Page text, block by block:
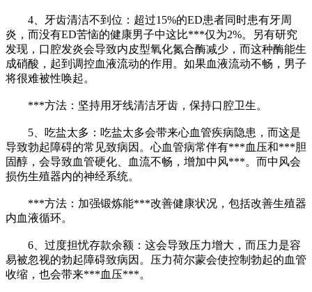
4、牙齿清洁不到位：超过15%的ED患者同时患有牙周
炎，而没有ED苦恼的健康男子中这比***仅为2%。另有研究
发现，口腔发炎会导致内皮型氧化氮合酶减少，而这种酶能生
成硝酸，起到调控血液流动的作用。如果血液流动不畅，男子
将很难被性唤起。
***方法：坚持用牙线清洁牙齿，保持口腔卫生。
5、吃盐太多：吃盐太多会带来心血管疾病隐患，而这是
导致勃起障碍的常见致病因。心血管病常伴有***血压和***胆
固醇，会导致血管硬化、血流不畅，增加中风***。而中风会
损伤生殖器内的神经系统。
***方法：加强锻炼能***改善健康状况，包括改善生殖器
内血液循环。
6、过度担忧存款余额：这会导致压力增大，而压力是容
易被忽视的勃起障碍致病因。压力荷尔蒙会使控制勃起的血管
收缩，也会带来***血压***。